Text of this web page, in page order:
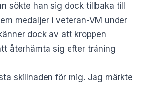
sökte han sig dock tillbaka till
medaljer i veteran-VM under
dock av att kroppen
återhämta sig efter träning i
skillnaden för mig. Jag märkte